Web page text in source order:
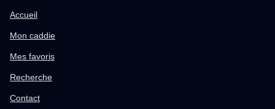
Accueil
Mon caddie
Mes favoris
Recherche
Contact